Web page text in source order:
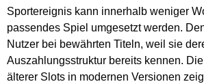
Sportereignis kann innerhalb weniger
passendes Spiel umgesetzt werden.
Nutzer bei bewährten Titeln, weil sie
Auszahlungsstruktur bereits kennen.
älterer Slots in modernen Versionen